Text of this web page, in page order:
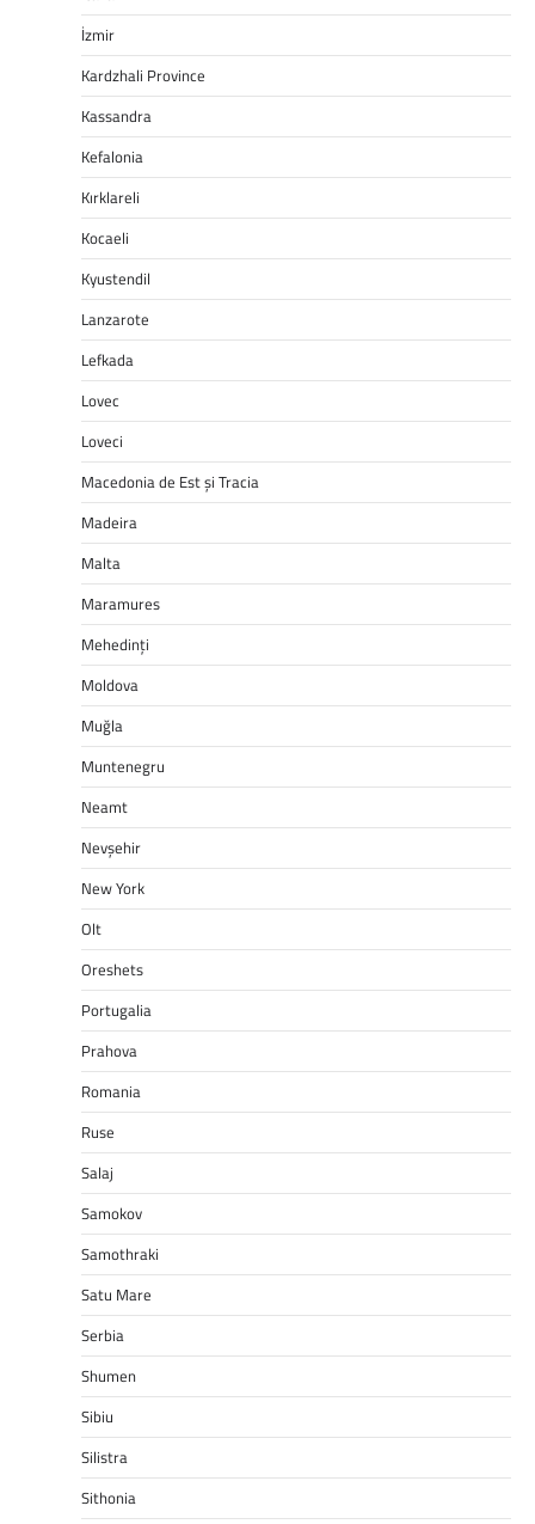
İzmir
Kardzhali Province
Kassandra
Kefalonia
Kırklareli
Kocaeli
Kyustendil
Lanzarote
Lefkada
Lovec
Loveci
Macedonia de Est și Tracia
Madeira
Malta
Maramures
Mehedinți
Moldova
Muğla
Muntenegru
Neamt
Nevşehir
New York
Olt
Oreshets
Portugalia
Prahova
Romania
Ruse
Salaj
Samokov
Samothraki
Satu Mare
Serbia
Shumen
Sibiu
Silistra
Sithonia